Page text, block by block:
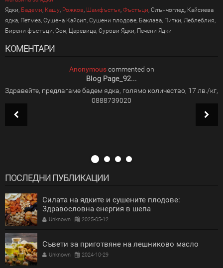
Ядки, Бадеми, Кашу, Рожков, Шамфъстък, Фъстъци, Слънчоглед, Кайсиева
ядка, Петмез, Сушена Кайсип, Сушени плодове, Баклава, Питки, Леблеблия,
Бирени фъстъци, Соя, Царевица, Сурови Ядки, Печени Ядки
КОМЕНТАРИ
Anonymouscommented on
Blog Page_92...
Здравейте, предлагаме бадем ядка, голямо количество, 17 лв./кг,
0888739020
ПОСЛЕДНИ ПУБЛИКАЦИИ
Силата на ядките и сушените плодове:
Здравословна енергия в шепа
Unknown 2025-05-12
Съвети за приготвяне на лешниково масло
Unknown 2024-10-29